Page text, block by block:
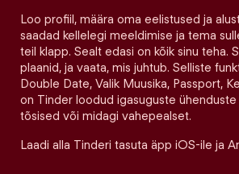
Loo profiil, määra oma eelistused ja
saadad kellelegi meeldimise ja tema
teil klapp. Sealt edasi on kõik sinu teha.
plaanid, ja vaata, mis juhtub. Selliste
Double Date, Valik Muusika, Passport,
on Tinder loodud igasuguste ühenduste
tõsised või midagi vahepealset.
Laadi alla Tinderi tasuta äpp iOS-ile ja